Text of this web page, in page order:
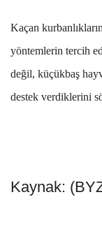
Kaçan
yöntemlerin tercih
değil, küçükbaş
destek verdiklerini
Kaynak: